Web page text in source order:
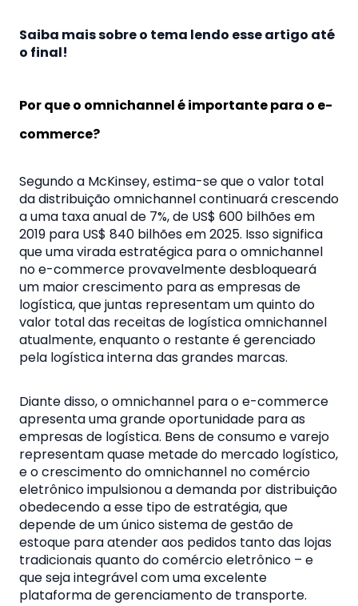
Saiba mais sobre o tema lendo esse artigo até
o final!
Por que o omnichannel é importante para o e-
commerce?
Segundo a McKinsey, estima-se que o valor total
da distribuição omnichannel continuará crescendo
a uma taxa anual de 7%, de US$ 600 bilhões em
2019 para US$ 840 bilhões em 2025. Isso significa
que uma virada estratégica para o omnichannel
no e-commerce provavelmente desbloqueará
um maior crescimento para as empresas de
logística, que juntas representam um quinto do
valor total das receitas de logística omnichannel
atualmente, enquanto o restante é gerenciado
pela logística interna das grandes marcas.
Diante disso, o omnichannel para o e-commerce
apresenta uma grande oportunidade para as
empresas de logística. Bens de consumo e varejo
representam quase metade do mercado logístico,
e o crescimento do omnichannel no comércio
eletrônico impulsionou a demanda por distribuição
obedecendo a esse tipo de estratégia, que
depende de um único sistema de gestão de
estoque para atender aos pedidos tanto das lojas
tradicionais quanto do comércio eletrônico – e
que seja integrável com uma excelente
plataforma de gerenciamento de transporte.